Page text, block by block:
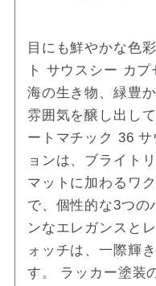
目にも鮮やかな色
ト サウスシー カプ
海の生き物、緑豊
雰囲気を醸し出し
ートマチック 36
ョンは、ブライト
マットに加わるワ
で、個性的な3つの
ンなエレガンスと
ォッチは、一際輝
す。 ラッカー塗装